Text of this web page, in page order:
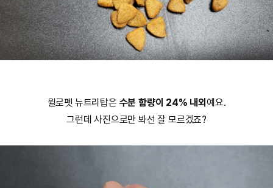
윌로펫 뉴트리탑은 수분 함량이 24% 내외 예요.
그런데 사진으로만 봐선 잘 모르겠죠?